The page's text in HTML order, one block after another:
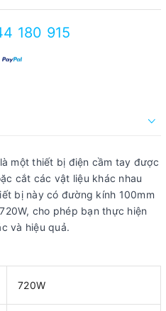
180 915
là một thiết bị điện cầm tay được
cắt các vật liệu khác nhau
bị này có đường kính 100mm
cho phép bạn thực hiện
và hiệu quả.
720W